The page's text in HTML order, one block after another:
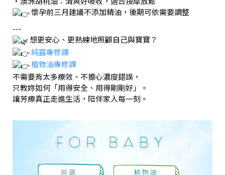
懷孕前三月建議不添加精油，後期可依需要調整
---
想更安心、更熟練地照顧自己與寶寶？
純露專修課
植物油專修課
不需要背太多療效、不擔心濃度錯誤，
只教妳如何「用得安全、用得剛剛好」。
讓芳療真正走進生活，陪伴家人每一刻。